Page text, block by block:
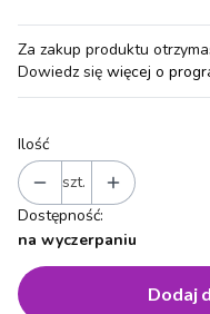
Za zakup produktu
Dowiedz się więcej o
Ilość
szt.
Dostępność:
na wyczerpaniu
Dodaj